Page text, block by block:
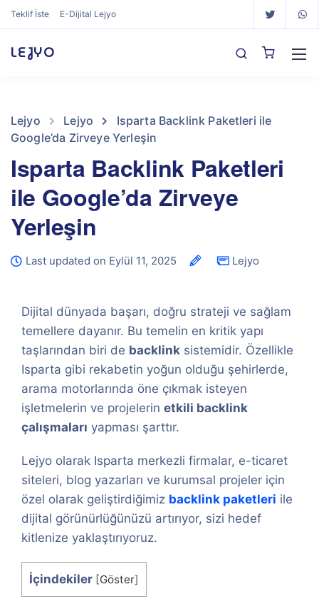
Teklif İste E-Dijital Lejyo
LEJYO
Lejyo Lejyo
Isparta Backlink Paketleri ile
Google’da Zirveye Yerleşin
Isparta Backlink Paketleri
ile Google’da Zirveye
Yerleşin
Last updated on Eylül 11, 2025 Lejyo
Dijital dünyada başarı, doğru strateji ve sağlam
temellere dayanır. Bu temelin en kritik yapı
taşlarından biri de backlink sistemidir. Özellikle
Isparta gibi rekabetin yoğun olduğu şehirlerde,
arama motorlarında öne çıkmak isteyen
işletmelerin ve projelerin etkili backlink
çalışmaları yapması şarttır.
Lejyo olarak Isparta merkezli firmalar, e-ticaret
siteleri, blog yazarları ve kurumsal projeler için
özel olarak geliştirdiğimiz backlink paketleri ile
dijital görünürlüğünüzü artırıyor, sizi hedef
kitlenize yaklaştırıyoruz.
İçindekiler [Göster]